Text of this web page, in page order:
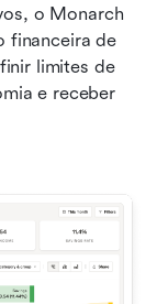
o Monarch
financeira de
limites de
e receber